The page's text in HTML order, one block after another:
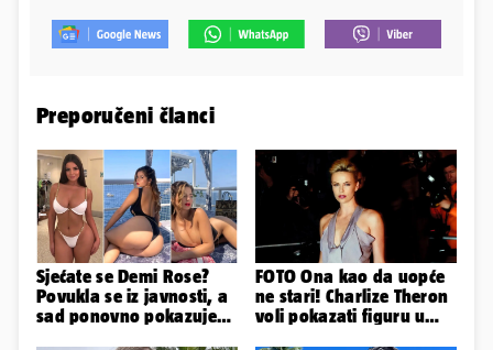
Preporučeni članci
Sjećate se Demi Rose?
Povukla se iz javnosti, a
sad ponovno pokazuje
FOTO Ona kao da uopće
ne stari! Charlize Theron
voli pokazati figuru u